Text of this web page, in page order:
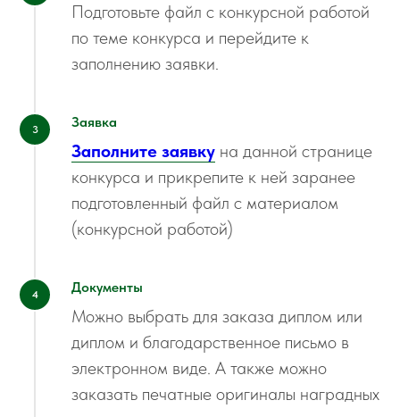
Подготовьте файл с конкурсной работой
по теме конкурса и перейдите к
заполнению заявки.
Заявка
Заполните заявку на данной странице
конкурса и прикрепите к ней заранее
подготовленный файл с материалом
(конкурсной работой)
Документы
Можно выбрать для заказа диплом или
диплом и благодарственное письмо в
электронном виде. А также можно
заказать печатные оригиналы наградных